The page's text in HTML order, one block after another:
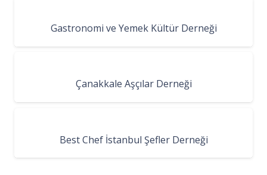
Gastronomi ve Yemek Kültür Derneği
Çanakkale Aşçılar Derneği
Best Chef İstanbul Şefler Derneği